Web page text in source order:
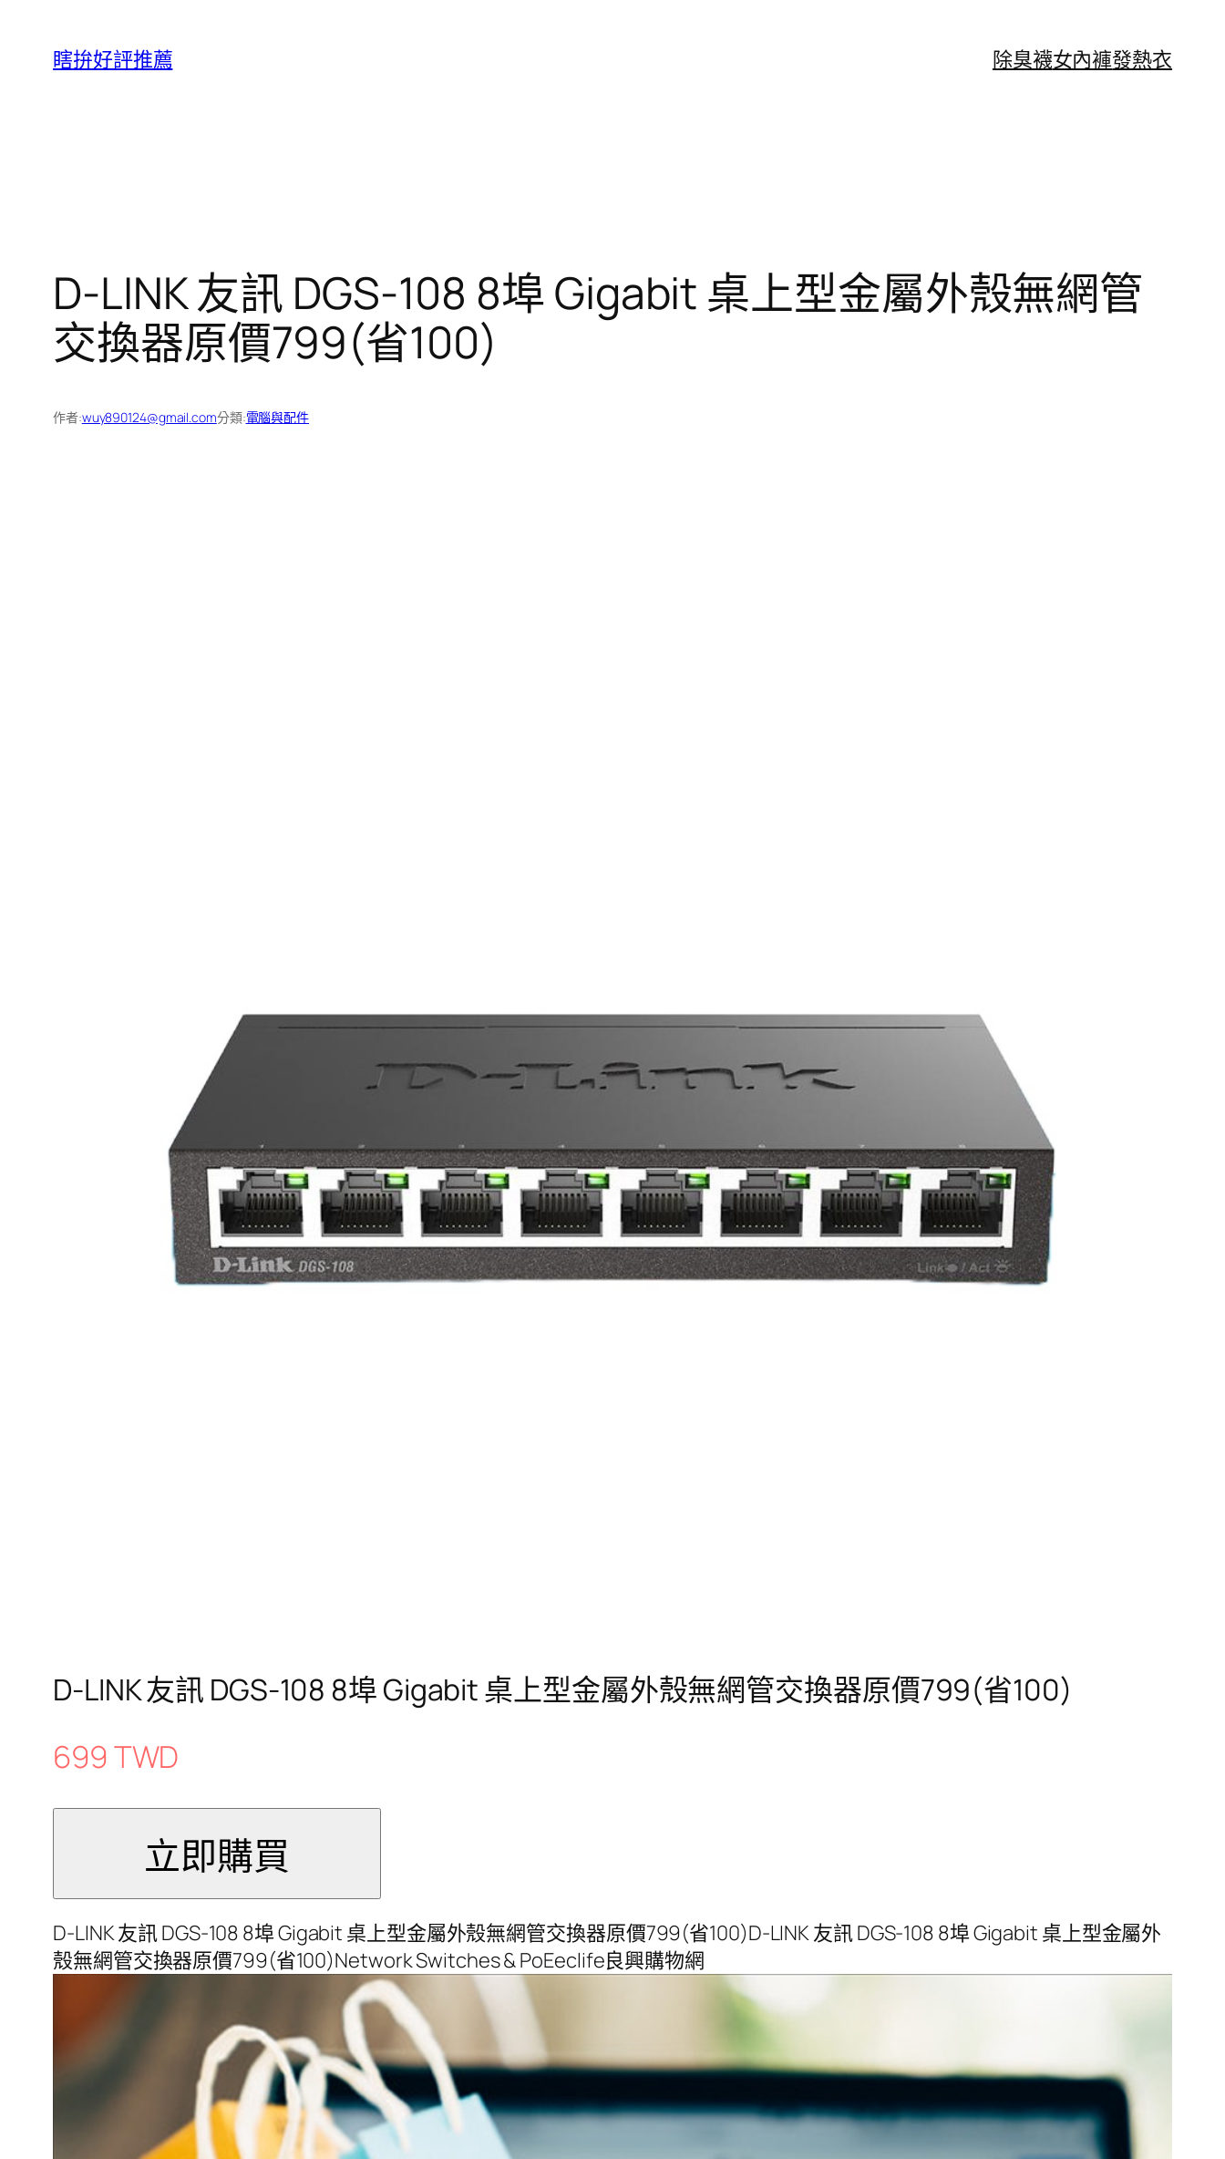
瞎拚好評推薦 除臭襪女內褲發熱衣
D-LINK 友訊 DGS-108 8埠 Gigabit 桌上型金屬外殼無網管
交換器原價799(省100)
作者:wuy890124@gmail.com分類:電腦與配件
D-LINK 友訊 DGS-108 8埠 Gigabit 桌上型金屬外殼無網管交換器原價799(省100)
699 TWD
D-LINK 友訊 DGS-108 8埠 Gigabit 桌上型金屬外殼無網管交換器原價799(省100)D-LINK 友訊 DGS-108 8埠 Gigabit 桌上型金屬外
殼無網管交換器原價799(省100)Network Switches & PoEeclife良興購物網